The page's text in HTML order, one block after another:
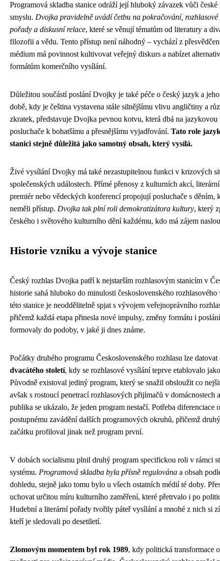
Programová skladba stanice odráží její hluboký závazek vůči
smyslu. Dvojka pravidelně uvádí četbu na pokračování,
pořady a diskusní relace, které se věnují tématům od literatury a
filozofii a vědu. Tento přístup není náhodný – vychází z
médium má povinnost kultivovat veřejný diskurs a nabízet
formátům komerčního vysílání.
Důležitou součástí poslání Dvojky je také péče o český jazyk a
době, kdy je čeština vystavena stále silnějšímu vlivu angličtiny a
zkratek, představuje Dvojka pevnou kotvu, která dbá na
posluchače k bohatšímu a přesnějšímu vyjadřování. Tato role
stanici stejně důležitá jako samotný obsah, který vysílá.
Živé vysílání Dvojky má také nezastupitelnou funkci v krizových
společenských událostech. Přímé přenosy z kulturních akcí,
premiér nebo vědeckých konferencí propojují posluchače s děním,
neměli přístup. Dvojka tak plní roli demokratizátora kultury, který
českého i světového kulturního dění každému, kdo má zájem
Historie vzniku a vývoje stanice
Český rozhlas Dvojka patří k nejstarším rozhlasovým stanicím v
historie sahá hluboko do minulosti československého
této stanice je neoddělitelně spjat s vývojem veřejnoprávního
přičemž každá etapa přinesla nové impulsy, změny formátu i
formovaly do podoby, v jaké ji dnes známe.
Počátky druhého programu Československého rozhlasu lze
dvacátého století, kdy se rozhlasové vysílání teprve etablovalo
Původně existoval jediný program, který se snažil obsloužit co
avšak s rostoucí penetrací rozhlasových přijímačů v domácnostech
publika se ukázalo, že jeden program nestačí. Potřeba diferenciace
postupnému zavádění dalších programových okruhů, přičemž
začátku profiloval jinak než program první.
V dobách socialismu plnil druhý program specifickou roli v rámci
systému. Programová skladba byla přísně regulována a obsah
dohledu, stejně jako tomu bylo u všech ostatních médií té doby.
uchovat určitou míru kulturního zaměření, které přetrvalo i po
Hudební a literární pořady tvořily páteř vysílání a mnohé z nich si
kteří je sledovali po desetiletí.
Zlomovým momentem byl rok 1989, kdy politická transformace